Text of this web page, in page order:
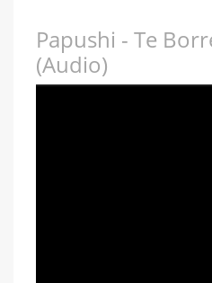
Papushi - Te
(Audio)